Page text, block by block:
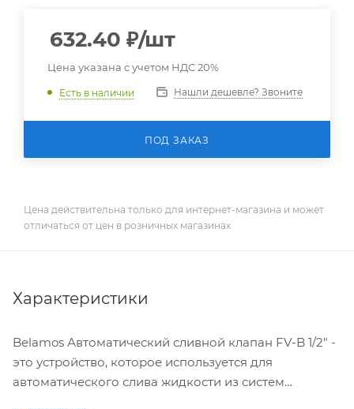
632.40 ₽/шт
Цена указана с учетом НДС 20%
Есть в наличии Нашли дешевле? Звоните
ПОД ЗАКАЗ
Цена действительна только для интернет-магазина и может
отличаться от цен в розничных магазинах
Характеристики
Belamos Автоматический сливной клапан FV-B 1/2" -
это устройство, которое используется для
автоматического слива жидкости из систем